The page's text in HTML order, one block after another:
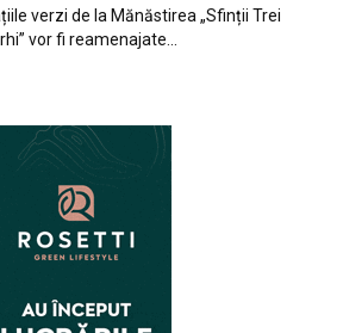
verzi de la Mănăstirea „Sfinții Trei
vor fi reamenajate...